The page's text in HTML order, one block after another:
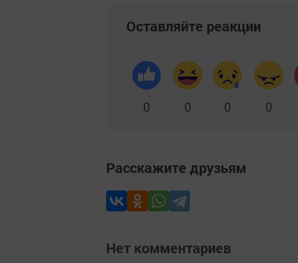
Оставляйте реакции
0 0 0 0
Расскажите друзьям
Нет комментариев